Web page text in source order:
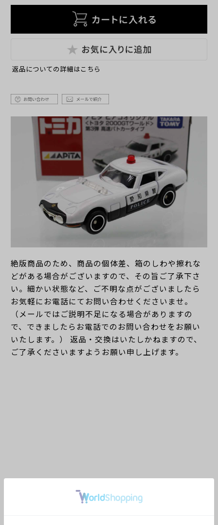
返品についての詳細はこちら
絶版商品のため、商品の個体差、箱のしわや擦れな
どがある場合がございますので、その旨ご了承下さ
い。細かい状態など、ご不明な点がございましたら
お気軽にお電話にてお問い合わせくださいませ。
（メールではご説明不足になる場合がありますの
で、できましたらお電話でのお問い合わせをお願い
いたします。） 返品・交換はいたしかねますので、
ご了承くださいますようお願い申し上げます。